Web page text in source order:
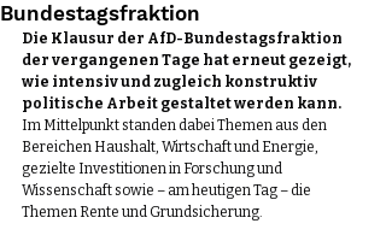
Bundestagsfraktion
Die Klausur der AfD-Bundestagsfraktion
der vergangenen Tage hat erneut gezeigt,
wie intensiv und zugleich konstruktiv
politische Arbeit gestaltet werden kann.
Im Mittelpunkt standen dabei Themen aus den
Bereichen Haushalt, Wirtschaft und Energie,
gezielte Investitionen in Forschung und
Wissenschaft sowie – am heutigen Tag – die
Themen Rente und Grundsicherung.